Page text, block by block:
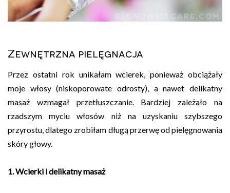
Zewnętrzna pielęgnacja
Przez ostatni rok unikałam wcierek, ponieważ obciążały
moje włosy (niskoporowate odrosty), a nawet delikatny
masaż wzmagał przetłuszczanie. Bardziej zależało na
rzadszym myciu włosów niż na uzyskaniu szybszego
przyrostu, dlatego zrobiłam długą przerwę od pielęgnowania
skóry głowy.
1. Wcierki i delikatny masaż